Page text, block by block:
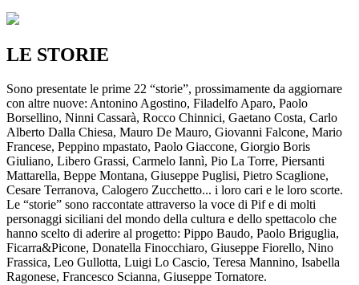
LE STORIE
Sono presentate le prime 22 “storie”, prossimamente da aggiornare
con altre nuove: Antonino Agostino, Filadelfo Aparo, Paolo
Borsellino, Ninni Cassarà, Rocco Chinnici, Gaetano Costa, Carlo
Alberto Dalla Chiesa, Mauro De Mauro, Giovanni Falcone, Mario
Francese, Peppino mpastato, Paolo Giaccone, Giorgio Boris
Giuliano, Libero Grassi, Carmelo Iannì, Pio La Torre, Piersanti
Mattarella, Beppe Montana, Giuseppe Puglisi, Pietro Scaglione,
Cesare Terranova, Calogero Zucchetto... i loro cari e le loro scorte.
Le “storie” sono raccontate attraverso la voce di Pif e di molti
personaggi siciliani del mondo della cultura e dello spettacolo che
hanno scelto di aderire al progetto: Pippo Baudo, Paolo Briguglia,
Ficarra&Picone, Donatella Finocchiaro, Giuseppe Fiorello, Nino
Frassica, Leo Gullotta, Luigi Lo Cascio, Teresa Mannino, Isabella
Ragonese, Francesco Scianna, Giuseppe Tornatore.